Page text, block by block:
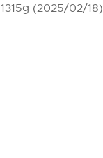
1315g (2025/02/18)